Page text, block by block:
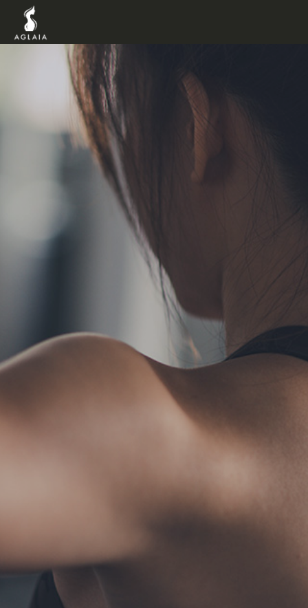
POINT
VOICE
AGLAIA Blog
TERMS